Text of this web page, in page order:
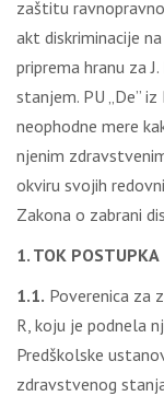
zaštitu
akt diskriminacije
priprema hranu za
stanjem. PU „De”
neophodne mere
njenim
okviru svojih
Zakona o zabrani
1. TOK POSTUPKA
1.1. Poverenica za
R, koju je podnela
Predškolske
zdravstvenog